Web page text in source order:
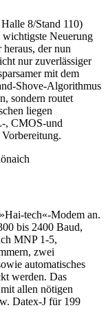
8/Stand 110)
Neuerung
der nun
nur zuverlässiger
mit dem
Shove-Algorithmus
sondern routet
liegen
, CMOS-und
tech«-Modem an.
bis 2400 Baud,
MNP 1-5,
zwei
automatisches
werden. Das
allen nötigen
Datex-J für 199